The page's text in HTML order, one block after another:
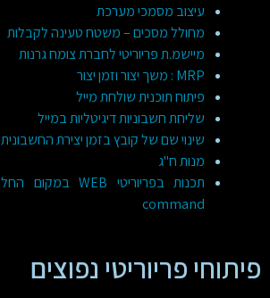
עיצוב מסמכי מערכת
מחולל מסכים – משטח טעינה לקבלות
מיישמ.ת פריוריטי לחברת צומח גרנות
MRP : משך יצור וזמן יצור
פיתוח תוכנית שולחת מייל
שליחת חשבוניות דיגיטליות במייל
שינוי שם של קובץ בזמן יצירת החשבונית
מנות ח"ג
command
פיתוחי פריוריטי נפוצים